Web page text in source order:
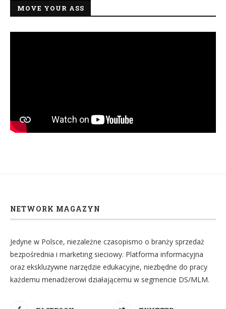
MOVE YOUR ASS
NETWORK MAGAZYN
Jedyne w Polsce, niezależne czasopismo o branży sprzedaż
bezpośrednia i marketing sieciowy. Platforma informacyjna
oraz ekskluzywne narzędzie edukacyjne, niezbędne do pracy
każdemu menadżerowi działającemu w segmencie DS/MLM.